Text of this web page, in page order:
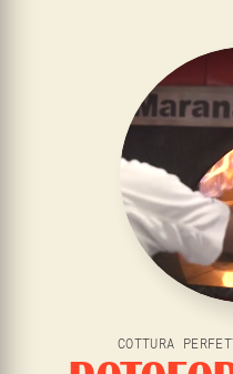
COTTURA